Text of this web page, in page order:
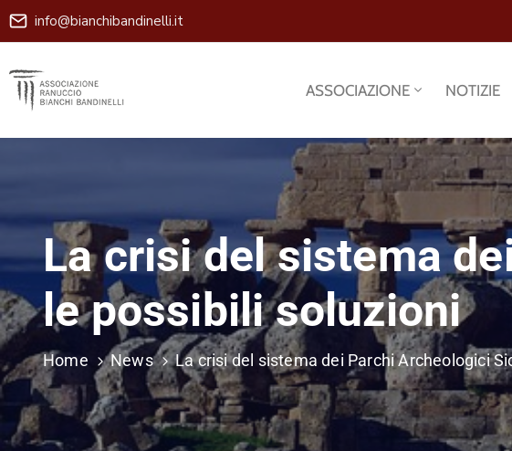
info@bianchibandinelli.it
ASSOCIAZIONE NOTIZIE
La crisi del sistema
le possibili soluzioni
Home News La crisi del sistema dei Parchi Archeologici